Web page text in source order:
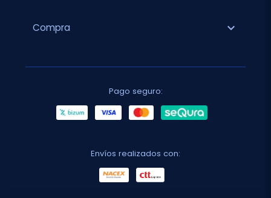
Compra expand_more
Pago seguro:
Envíos realizados con: